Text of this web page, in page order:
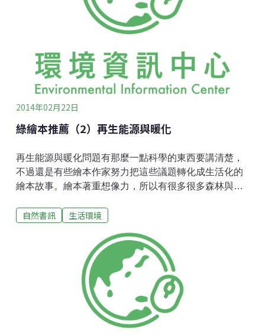
看到一個鄉村轉變為城市與工廠的變化，讓小朋友了解
「開發」行為對環境的破壞。這本書原版在1973年出
版，當時便獲得德國童書獎，2000年在台灣出版後也獲
得許多圖書獎項。他還有一本台灣未出版的作品《城市
的變化》，也採類似的方式，繪製一個城市街區在19世
紀擁有廣場與綠地，到了現代卻被高架橋佔據。
2014年02月22日
綠繪本推薦（2）再生能源與暖化
再生能源與暖化問題有那麼一點科學的東西要講清楚，
不過還是有些繪本作家努力把這些議題轉化成生活化的
繪本故事。繪本著重想像力，所以有很多很多森林與探
一點科學的東西要講清楚，不過還是有些作家努力把這
收。 《海底威尼斯》內頁威尼斯持續下沉，一年中之中
會有些日子海水淹到街道廣場上來，觀光客還得踩在臨
時搭蓋的木棧板上逛街。書中的主角在夢中，見到了威
尼斯全城沒入海中時的面貌，既幻又似真。《海底威尼
斯》 圖文：史蒂芬查吾爾 Štěpán Zavřel 出版社：格林
文化〈絕版〉作者史蒂芬是出身捷克的知名童書大師，
因共產高壓統治而流亡至義大利，他帶有中世紀童話夢
自然書訊 生活環境